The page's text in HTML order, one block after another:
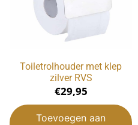
Toiletrolhouder met klep
zilver RVS
€29,95
Toevoegen aan